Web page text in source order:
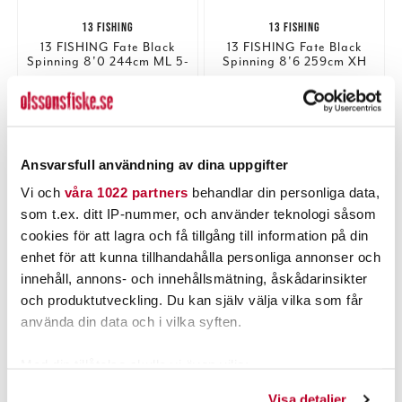
Ansvarsfull användning av dina uppgifter
Vi och våra 1022 partners behandlar din personliga data,
som t.ex. ditt IP-nummer, och använder teknologi såsom
cookies för att lagra och få tillgång till information på din
enhet för att kunna tillhandahålla personliga annonser och
innehåll, annons- och innehållsmätning, åskådarinsikter
och produktutveckling. Du kan själv välja vilka som får
använda din data och i vilka syften.
13 FISHING
13 FISHING Fate Black
Spinning 8'0 244cm ML 5-
1 099,00 krTidigare pris
1 339,00 kr
1 099,00 kr
1 339,00 kr
LÄS MER
13 FISHING
13 FISHING Fate Black
Spinning 8'6 259cm XH
Tidigare pris:
1 539,00 kr
1 249,00 kr
1 539,00 kr
LÄGG I VARUKORGEN
PRODUKTBESKRIVNING